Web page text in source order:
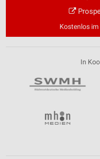
Kostenlos
In